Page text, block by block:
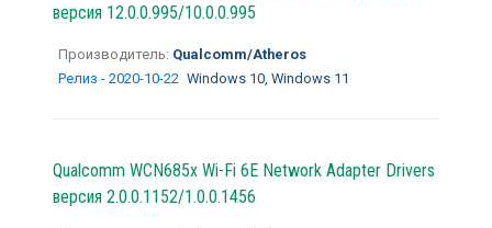
версия 12.0.0.995/10.0.0.995
Производитель: Qualcomm/Atheros
Релиз - 2020-10-22 Windows 10, Windows 11
Qualcomm WCN685x Wi-Fi 6E Network Adapter Drivers
версия 2.0.0.1152/1.0.0.1456